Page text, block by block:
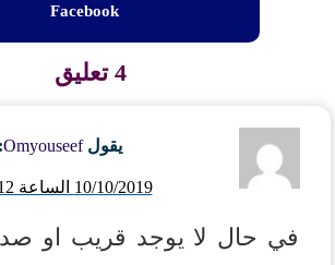
Facebook
4 تعليق
يقول Omyouseef
:
10/10/2019 الساعة 1:12 م
في حال لا يوجد قريب او